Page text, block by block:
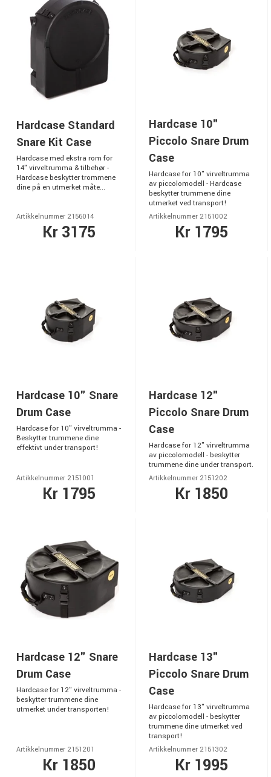
Hardcase Standard
Snare Kit Case
Hardcase med ekstra rom for
14" virveltrumma & tilbehør -
Hardcase beskytter trommene
dine på en utmerket måte...
Artikkelnummer 2156014
Kr 3175
Hardcase 10"
Piccolo Snare Drum
Case
Hardcase for 10" virveltrumma
av piccolomodell - Hardcase
beskytter trummene dine
utmerket ved transport!
Artikkelnummer 2151002
Kr 1795
Hardcase 10" Snare
Drum Case
Hardcase for 10" virveltrumma -
Beskytter trummene dine
effektivt under transport!
Artikkelnummer 2151001
Kr 1795
Hardcase 12"
Piccolo Snare Drum
Case
Hardcase for 12" virveltrumma
av piccolomodell - beskytter
trummene dine under transport.
Artikkelnummer 2151202
Kr 1850
Hardcase 12" Snare
Drum Case
Hardcase for 12" virveltrumma -
beskytter trummene dine
utmerket under transporten!
Artikkelnummer 2151201
Kr 1850
Hardcase 13"
Piccolo Snare Drum
Case
Hardcase for 13" virveltrumma
av piccolomodell - beskytter
trummene dine utmerket ved
transport!
Artikkelnummer 2151302
Kr 1995